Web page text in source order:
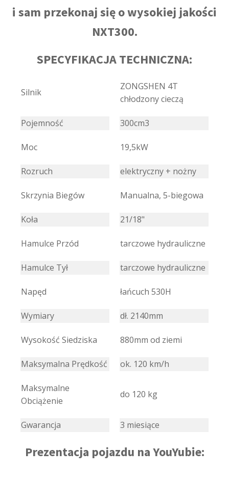
i sam przekonaj się o wysokiej jakości
NXT300.
SPECYFIKACJA TECHNICZNA:
Silnik
ZONGSHEN 4T
chłodzony cieczą
Pojemność 300cm3
Moc 19,5kW
Rozruch elektryczny + nożny
Skrzynia Biegów Manualna, 5-biegowa
Koła 21/18"
Hamulce Przód tarczowe hydrauliczne
Hamulce Tył tarczowe hydrauliczne
Napęd łańcuch 530H
Wymiary dł. 2140mm
Wysokość Siedziska 880mm od ziemi
Maksymalna Prędkość ok. 120 km/h
Maksymalne
Obciążenie
do 120 kg
Gwarancja 3 miesiące
Prezentacja pojazdu na YouYubie: